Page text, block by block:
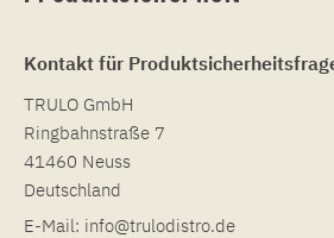
Kontakt für
TRULO GmbH
Ringbahnstraße 7
41460 Neuss
Deutschland
E-Mail: info@trulodistro.de